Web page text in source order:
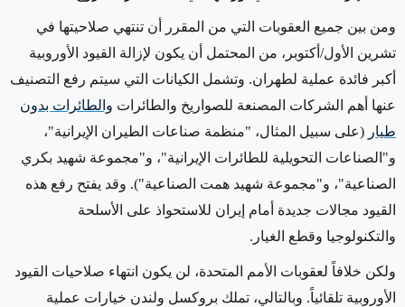
ومن بين جميع العقوبات التي من المقرر أن تنتهي صلاحيتها في
تشرين الأول/أكتوبر، من المحتمل أن يكون لإزالة القيود الأوروبية
أكبر فائدة عملية لطهران. وتشمل الكيانات التي سيتم رفع التصنيف
عنها أهم الشركات المصنعة للصواريخ والطائرات والطائرات بدون
طيار (على سبيل المثال، "منظمة صناعات الطيران الإيرانية"،
و"الصناعات التحويلية للطائرات الإيرانية"، و"مجموعة شهيد بكري
الصناعية"، و"مجموعة شهيد همت الصناعية"). وقد يفتح رفع هذه
القيود مجالات جديدة أمام إيران للاستحواذ على الأسلحة
والتكنولوجيا وقطع الغيار.
ولكن خلافاً لعقوبات الأمم المتحدة، لن يكون انتهاء صلاحيات القيود
الأوروبية تلقائياً. وبالتالي، تملك بروكسل ولندن خيارات عملية